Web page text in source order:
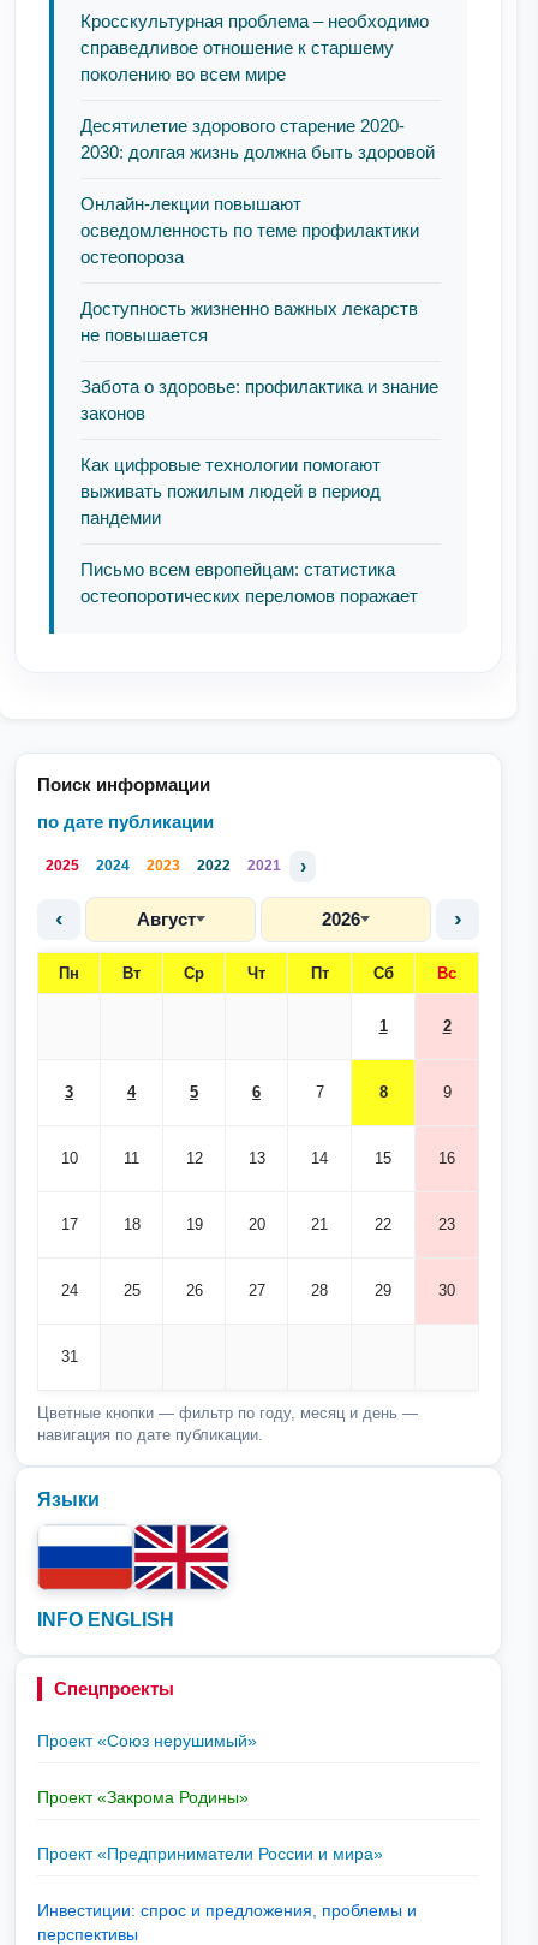
Поиск информации
по дате публикации
2025 2024 2023 2022 2021 ›
‹ Август 2026 ›
Пн Вт Ср Чт Пт Сб Вс
1 2
3 4 5 6 7 8 9
10 11 12 13 14 15 16
17 18 19 20 21 22 23
24 25 26 27 28 29 30
31
Цветные кнопки — фильтр по году, месяц и день —
навигация по дате публикации.
Языки
INFO ENGLISH
Спецпроекты
Проект «Союз нерушимый»
Проект «Закрома Родины»
Проект «Предприниматели России и мира»
Инвестиции: спрос и предложения, проблемы и
перспективы
Кросскультурная проблема – необходимо
справедливое отношение к старшему
поколению во всем мире
Десятилетие здорового старение 2020-
2030: долгая жизнь должна быть здоровой
Онлайн-лекции повышают
осведомленность по теме профилактики
остеопороза
Доступность жизненно важных лекарств
не повышается
Забота о здоровье: профилактика и знание
законов
Как цифровые технологии помогают
выживать пожилым людей в период
пандемии
Письмо всем европейцам: статистика
остеопоротических переломов поражает